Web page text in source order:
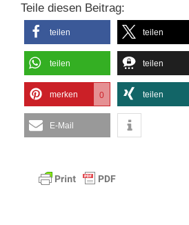
Teile diesen Beitrag:
teilen teilen
teilen teilen
merken 0 teilen
E-Mail